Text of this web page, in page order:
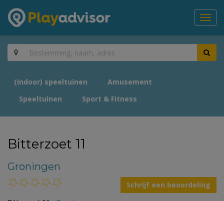
(Indoor) speeltuinen
Amusement
Speeltuinen
Sport & Fitness
Bitterzoet 11
Groningen
Schrijf een beoordeling